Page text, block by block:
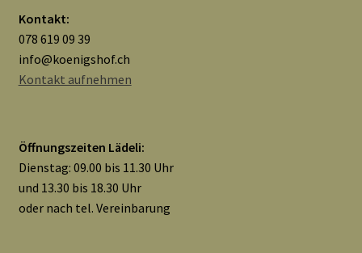
Kontakt:
078 619 09 39
info@koenigshof.ch
Kontakt aufnehmen
Öffnungszeiten Lädeli:
Dienstag: 09.00 bis 11.30 Uhr
und 13.30 bis 18.30 Uhr
oder nach tel. Vereinbarung